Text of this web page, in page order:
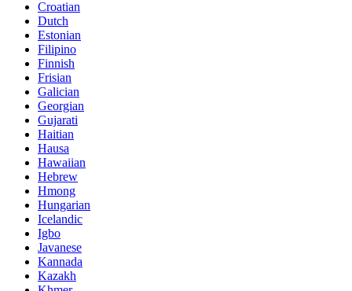
Croatian
Dutch
Estonian
Filipino
Finnish
Frisian
Galician
Georgian
Gujarati
Haitian
Hausa
Hawaiian
Hebrew
Hmong
Hungarian
Icelandic
Igbo
Javanese
Kannada
Kazakh